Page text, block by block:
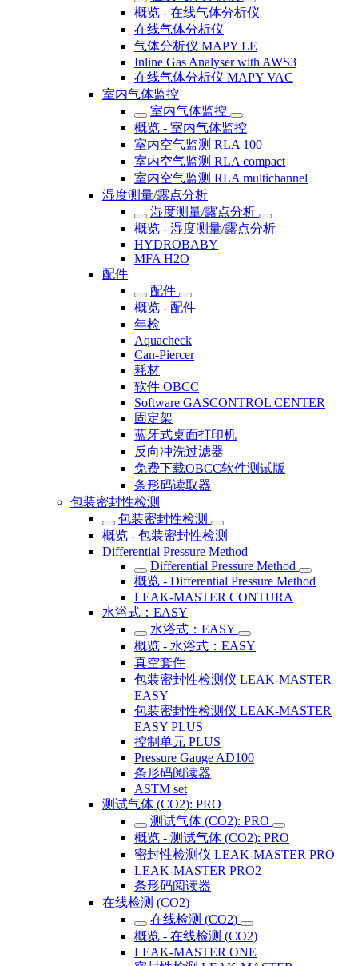
概览 - 在线气体分析仪
在线气体分析仪
气体分析仪 MAPY LE
Inline Gas Analyser with AWS3
在线气体分析仪 MAPY VAC
室内气体监控
室内气体监控
概览 - 室内气体监控
室内空气监测 RLA 100
室内空气监测 RLA compact
室内空气监测 RLA multichannel
湿度测量/露点分析
湿度测量/露点分析
概览 - 湿度测量/露点分析
HYDROBABY
MFA H2O
配件
配件
概览 - 配件
年检
Aquacheck
Can-Piercer
耗材
软件 OBCC
Software GASCONTROL CENTER
固定架
蓝牙式桌面打印机
反向冲洗过滤器
免费下载OBCC软件测试版
条形码读取器
包装密封性检测
包装密封性检测
概览 - 包装密封性检测
Differential Pressure Method
Differential Pressure Method
概览 - Differential Pressure Method
LEAK-MASTER CONTURA
水浴式：EASY
水浴式：EASY
概览 - 水浴式：EASY
真空套件
包装密封性检测仪 LEAK-MASTER
EASY
包装密封性检测仪 LEAK-MASTER
EASY PLUS
控制单元 PLUS
Pressure Gauge AD100
条形码阅读器
ASTM set
测试气体 (CO2): PRO
测试气体 (CO2): PRO
概览 - 测试气体 (CO2): PRO
密封性检测仪 LEAK-MASTER PRO
LEAK-MASTER PRO2
条形码阅读器
在线检测 (CO2)
在线检测 (CO2)
概览 - 在线检测 (CO2)
LEAK-MASTER ONE